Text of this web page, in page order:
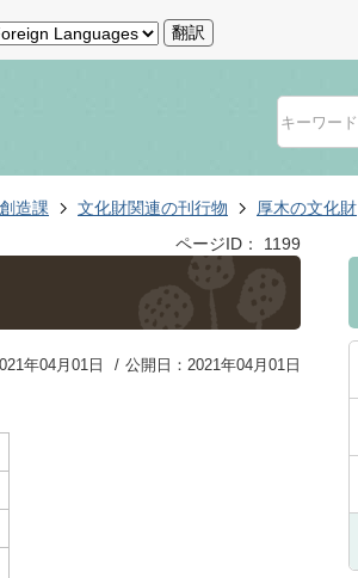
翻訳
造課 文化財関連の刊行物 厚木の文化財
ページID：
1199
年04月01日 公開日：2021年04月01日